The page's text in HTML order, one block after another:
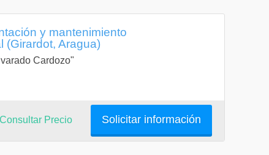
y mantenimiento
(Girardot, Aragua)
Cardozo"
Solicitar información
Consultar Precio